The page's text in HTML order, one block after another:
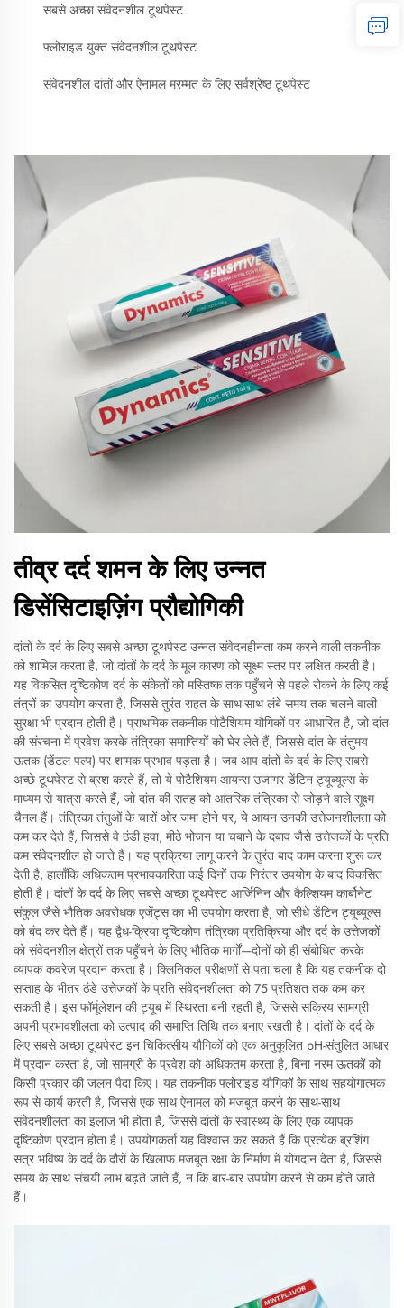
सबसे अच्छा संवेदनशील टूथपेस्ट
फ्लोराइड युक्त संवेदनशील टूथपेस्ट
संवेदनशील दांतों और ऐनामल मरम्मत के लिए सर्वश्रेष्ठ टूथपेस्ट
तीव्र दर्द शमन के लिए उन्नत
डिसेंसिटाइज़िंग प्रौद्योगिकी
दांतों के दर्द के लिए सबसे अच्छा टूथपेस्ट उन्नत संवेदनहीनता कम करने वाली तकनीक
को शामिल करता है, जो दांतों के दर्द के मूल कारण को सूक्ष्म स्तर पर लक्षित करती है।
यह विकसित दृष्टिकोण दर्द के संकेतों को मस्तिष्क तक पहुँचने से पहले रोकने के लिए कई
तंत्रों का उपयोग करता है, जिससे तुरंत राहत के साथ-साथ लंबे समय तक चलने वाली
सुरक्षा भी प्रदान होती है। प्राथमिक तकनीक पोटैशियम यौगिकों पर आधारित है, जो दांत
की संरचना में प्रवेश करके तंत्रिका समाप्तियों को घेर लेते हैं, जिससे दांत के तंतुमय
ऊतक (डेंटल पल्प) पर शामक प्रभाव पड़ता है। जब आप दांतों के दर्द के लिए सबसे
अच्छे टूथपेस्ट से ब्रश करते हैं, तो ये पोटैशियम आयन्स उजागर डेंटिन ट्यूब्यूल्स के
माध्यम से यात्रा करते हैं, जो दांत की सतह को आंतरिक तंत्रिका से जोड़ने वाले सूक्ष्म
चैनल हैं। तंत्रिका तंतुओं के चारों ओर जमा होने पर, ये आयन उनकी उत्तेजनशीलता को
कम कर देते हैं, जिससे वे ठंडी हवा, मीठे भोजन या चबाने के दबाव जैसे उत्तेजकों के प्रति
कम संवेदनशील हो जाते हैं। यह प्रक्रिया लागू करने के तुरंत बाद काम करना शुरू कर
देती है, हालाँकि अधिकतम प्रभावकारिता कई दिनों तक निरंतर उपयोग के बाद विकसित
होती है। दांतों के दर्द के लिए सबसे अच्छा टूथपेस्ट आर्जिनिन और कैल्शियम कार्बोनेट
संकुल जैसे भौतिक अवरोधक एजेंट्स का भी उपयोग करता है, जो सीधे डेंटिन ट्यूब्यूल्स
को बंद कर देते हैं। यह द्वैध-क्रिया दृष्टिकोण तंत्रिका प्रतिक्रिया और दर्द के उत्तेजकों
को संवेदनशील क्षेत्रों तक पहुँचने के लिए भौतिक मार्गों—दोनों को ही संबोधित करके
व्यापक कवरेज प्रदान करता है। क्लिनिकल परीक्षणों से पता चला है कि यह तकनीक दो
सप्ताह के भीतर ठंडे उत्तेजकों के प्रति संवेदनशीलता को 75 प्रतिशत तक कम कर
सकती है। इस फॉर्मूलेशन की ट्यूब में स्थिरता बनी रहती है, जिससे सक्रिय सामग्री
अपनी प्रभावशीलता को उत्पाद की समाप्ति तिथि तक बनाए रखती है। दांतों के दर्द के
लिए सबसे अच्छा टूथपेस्ट इन चिकित्सीय यौगिकों को एक अनुकूलित pH-संतुलित आधार
में प्रदान करता है, जो सामग्री के प्रवेश को अधिकतम करता है, बिना नरम ऊतकों को
किसी प्रकार की जलन पैदा किए। यह तकनीक फ्लोराइड यौगिकों के साथ सहयोगात्मक
रूप से कार्य करती है, जिससे एक साथ ऐनामल को मजबूत करने के साथ-साथ
संवेदनशीलता का इलाज भी होता है, जिससे दांतों के स्वास्थ्य के लिए एक व्यापक
दृष्टिकोण प्रदान होता है। उपयोगकर्ता यह विश्वास कर सकते हैं कि प्रत्येक ब्रशिंग
सत्र भविष्य के दर्द के दौरों के खिलाफ मजबूत रक्षा के निर्माण में योगदान देता है, जिससे
समय के साथ संचयी लाभ बढ़ते जाते हैं, न कि बार-बार उपयोग करने से कम होते जाते
हैं।